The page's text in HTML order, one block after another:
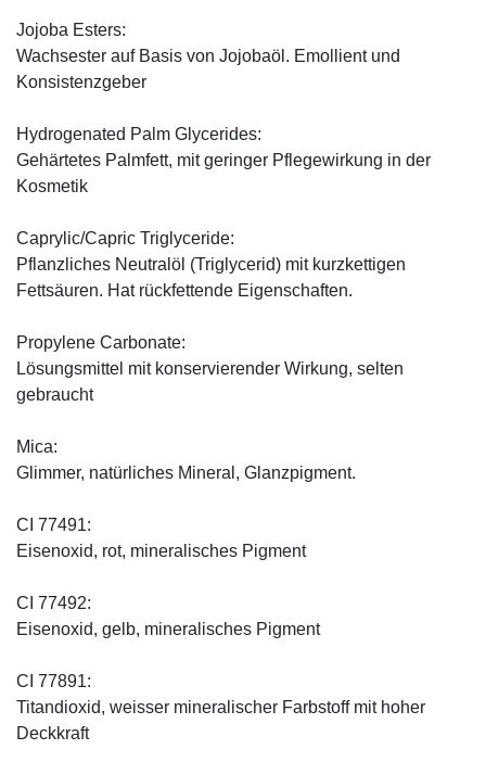
Jojoba Esters:
Wachsester auf Basis von Jojobaöl. Emollient und
Konsistenzgeber
Hydrogenated Palm Glycerides:
Gehärtetes Palmfett, mit geringer Pflegewirkung in der
Kosmetik
Caprylic/Capric Triglyceride:
Pflanzliches Neutralöl (Triglycerid) mit kurzkettigen
Fettsäuren. Hat rückfettende Eigenschaften.
Propylene Carbonate:
Lösungsmittel mit konservierender Wirkung, selten
gebraucht
Mica:
Glimmer, natürliches Mineral, Glanzpigment.
CI 77491:
Eisenoxid, rot, mineralisches Pigment
CI 77492:
Eisenoxid, gelb, mineralisches Pigment
CI 77891:
Titandioxid, weisser mineralischer Farbstoff mit hoher
Deckkraft